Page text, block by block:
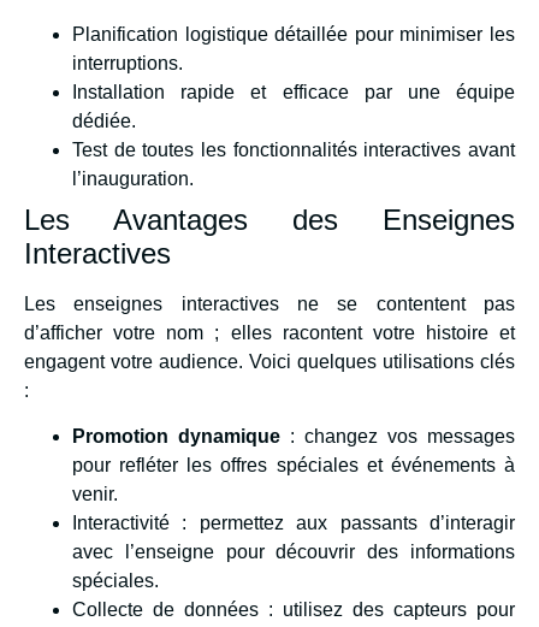
Planification logistique détaillée pour minimiser les
interruptions.
Installation rapide et efficace par une équipe
dédiée.
Test de toutes les fonctionnalités interactives avant
l’inauguration.
Les Avantages des Enseignes
Interactives
Les enseignes interactives ne se contentent pas
d’afficher votre nom ; elles racontent votre histoire et
engagent votre audience. Voici quelques utilisations clés
:
Promotion dynamique : changez vos messages
pour refléter les offres spéciales et événements à
venir.
Interactivité : permettez aux passants d’interagir
avec l’enseigne pour découvrir des informations
spéciales.
Collecte de données : utilisez des capteurs pour